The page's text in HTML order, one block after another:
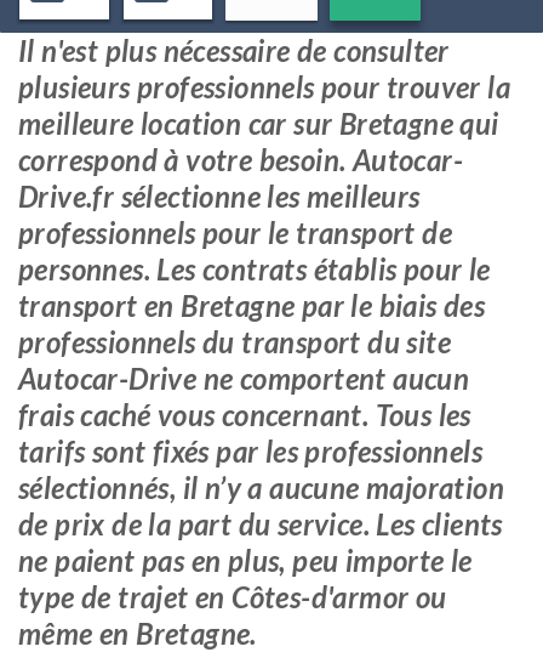
Il n'est plus nécessaire de consulter
plusieurs professionnels pour trouver la
meilleure location car sur Bretagne qui
correspond à votre besoin. Autocar-
Drive.fr sélectionne les meilleurs
professionnels pour le transport de
personnes. Les contrats établis pour le
transport en Bretagne par le biais des
professionnels du transport du site
Autocar-Drive ne comportent aucun
frais caché vous concernant. Tous les
tarifs sont fixés par les professionnels
sélectionnés, il n’y a aucune majoration
de prix de la part du service. Les clients
ne paient pas en plus, peu importe le
type de trajet en Côtes-d'armor ou
même en Bretagne.